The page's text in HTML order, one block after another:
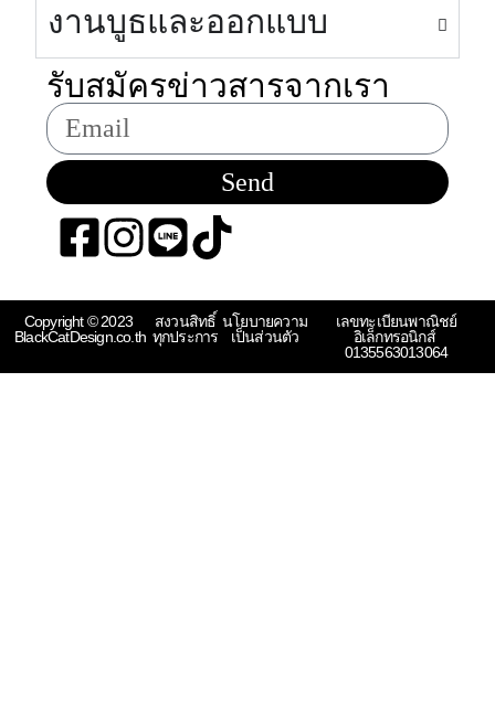
งานบูธและออกแบบ
รับสมัครข่าวสารจากเรา
Send
Copyright © 2023
BlackCatDesign.co.th
สงวนสิทธิ์
ทุกประการ
นโยบายความ
เป็นส่วนตัว
เลขทะเบียนพาณิชย์
อิเล็กทรอนิกส์
0135563013064